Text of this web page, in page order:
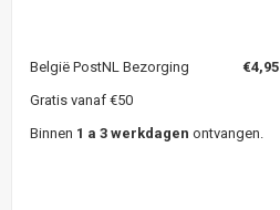
België PostNL Bezorging €4,95
Gratis vanaf €50
Binnen 1 a 3 werkdagen ontvangen.